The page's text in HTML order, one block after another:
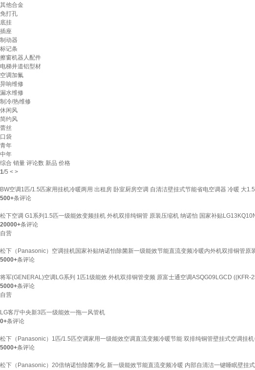
其他合金
免打孔
底挂
插座
制动器
标记条
擦窗机器人配件
电梯井道铝型材
空调加氟
异响维修
漏水维修
制冷/热维修
休闲风
简约风
蕾丝
口袋
青年
中年
综合 销量 评论数 新品 价格
1/5 < >
BW空调1匹/1.5匹家用挂机冷暖两用 出租房 卧室厨房空调 自清洁壁挂式节能省电空调器 冷暖 大
500+条评论
松下空调 G1系列1.5匹一级能效变频挂机 外机双排纯铜管 原装压缩机 纳诺怡 国家补贴
20000+条评论
自营
松下（Panasonic）空调挂机国家补贴纳诺怡除菌新一级能效节能直流变频冷暖内外机双排铜管原
5000+条评论
将军(GENERAL)空调LG系列 1匹1级能效 外机双排铜管变频 原富士通空调ASQG09LGCD ((KFR-
5000+条评论
自营
LG客厅中央新3匹一级能效一拖一风管机
0+条评论
松下（Panasonic）1匹/1.5匹空调家用一级能效空调直流变频冷暖节能 双排纯铜管壁挂式空调挂
5000+条评论
松下（Panasonic）20倍纳诺怡除菌净化 新一级能效节能直流变频冷暖 内部自清洁一键睡眠壁挂